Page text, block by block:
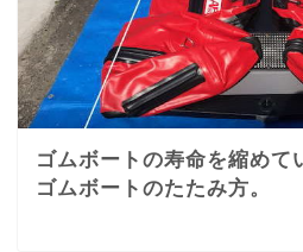
ゴムボートの寿命を縮めて
ゴムボートのたたみ方。